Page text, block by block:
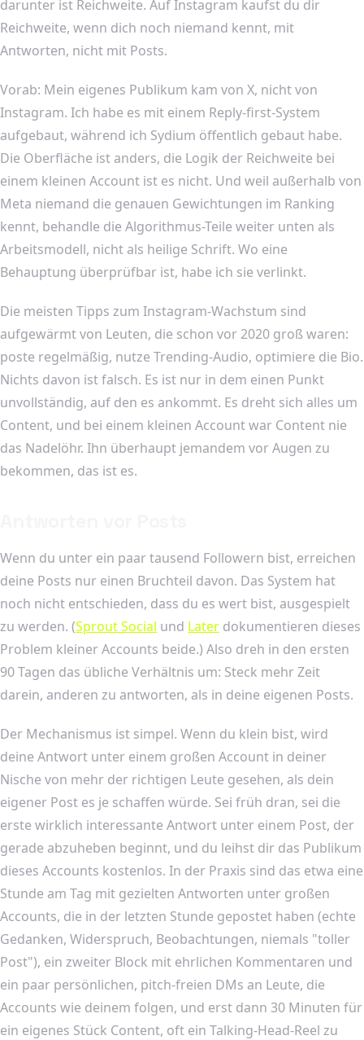
darunter ist Reichweite. Auf Instagram kaufst du dir
Reichweite, wenn dich noch niemand kennt, mit
Antworten, nicht mit Posts.
Vorab: Mein eigenes Publikum kam von X, nicht von
Instagram. Ich habe es mit einem Reply-first-System
aufgebaut, während ich Sydium öffentlich gebaut habe.
Die Oberfläche ist anders, die Logik der Reichweite bei
einem kleinen Account ist es nicht. Und weil außerhalb von
Meta niemand die genauen Gewichtungen im Ranking
kennt, behandle die Algorithmus-Teile weiter unten als
Arbeitsmodell, nicht als heilige Schrift. Wo eine
Behauptung überprüfbar ist, habe ich sie verlinkt.
Die meisten Tipps zum Instagram-Wachstum sind
aufgewärmt von Leuten, die schon vor 2020 groß waren:
poste regelmäßig, nutze Trending-Audio, optimiere die Bio.
Nichts davon ist falsch. Es ist nur in dem einen Punkt
unvollständig, auf den es ankommt. Es dreht sich alles um
Content, und bei einem kleinen Account war Content nie
das Nadelöhr. Ihn überhaupt jemandem vor Augen zu
bekommen, das ist es.
Wenn du unter ein paar tausend Followern bist, erreichen
deine Posts nur einen Bruchteil davon. Das System hat
noch nicht entschieden, dass du es wert bist, ausgespielt
zu werden. (Sprout Social und Later dokumentieren dieses
Problem kleiner Accounts beide.) Also dreh in den ersten
90 Tagen das übliche Verhältnis um: Steck mehr Zeit
darein, anderen zu antworten, als in deine eigenen Posts.
Der Mechanismus ist simpel. Wenn du klein bist, wird
deine Antwort unter einem großen Account in deiner
Nische von mehr der richtigen Leute gesehen, als dein
eigener Post es je schaffen würde. Sei früh dran, sei die
erste wirklich interessante Antwort unter einem Post, der
gerade abzuheben beginnt, und du leihst dir das Publikum
dieses Accounts kostenlos. In der Praxis sind das etwa eine
Stunde am Tag mit gezielten Antworten unter großen
Accounts, die in der letzten Stunde gepostet haben (echte
Gedanken, Widerspruch, Beobachtungen, niemals "toller
Post"), ein zweiter Block mit ehrlichen Kommentaren und
ein paar persönlichen, pitch-freien DMs an Leute, die
Accounts wie deinem folgen, und erst dann 30 Minuten für
ein eigenes Stück Content, oft ein Talking-Head-Reel zu